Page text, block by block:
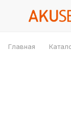
Главная